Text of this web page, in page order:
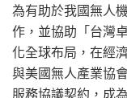
為有助於我國無人
作，並協助「台灣
化全球布局，在經
與美國無人產業協
服務協議契約，成